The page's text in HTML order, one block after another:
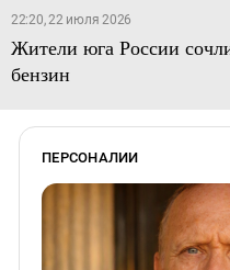
22:20, 22 июля 2026
Жители юга России
бензин
ПЕРСОНАЛИИ